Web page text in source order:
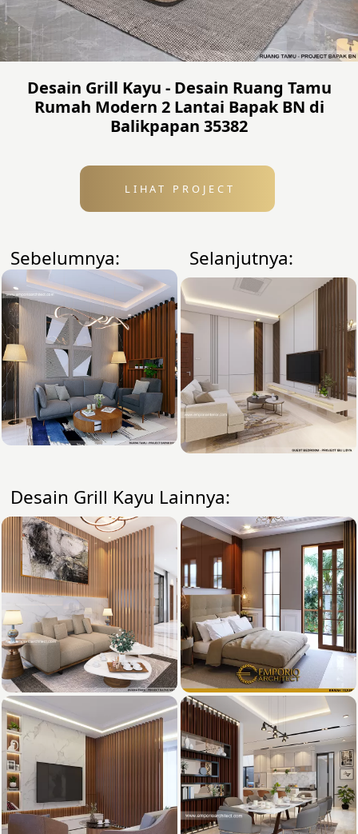
Desain Grill Kayu - Desain Ruang Tamu
Rumah Modern 2 Lantai Bapak BN di
Balikpapan 35382
LIHAT PROJECT
Sebelumnya: Selanjutnya:
Desain Grill Kayu Lainnya: